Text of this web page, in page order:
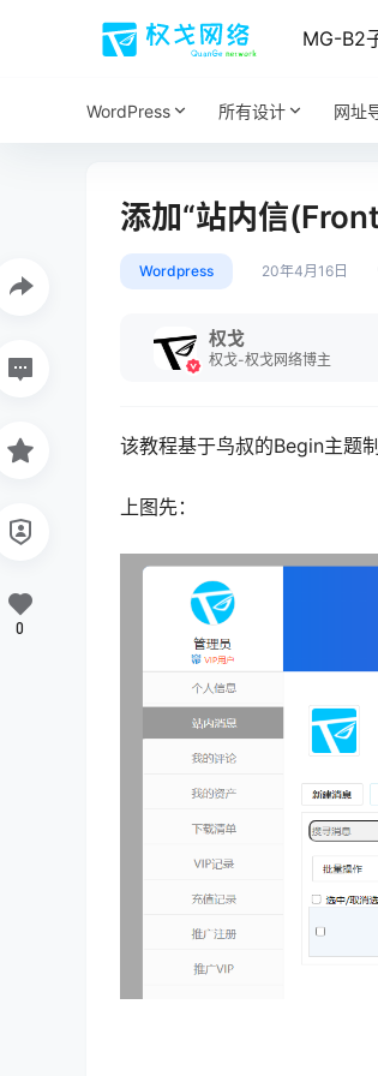
MG-B2
WordPress 所有设计 网址
添加“站内信
Wordpress 20年4月16日
权戈
权戈-权戈网络博主
该教程基于鸟叔的Begin主题
上图先：
0